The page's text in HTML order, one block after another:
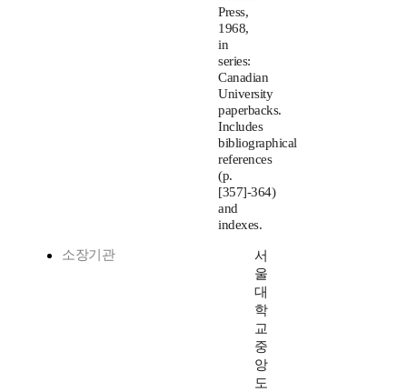
Press,
1968,
in
series:
Canadian
University
paperbacks.
Includes
bibliographical
references
(p.
[357]-364)
and
indexes.
소장기관
서
울
대
학
교
중
앙
도